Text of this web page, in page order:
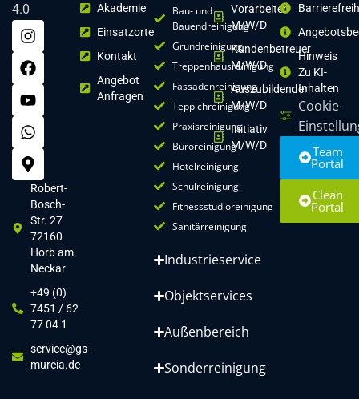
4.0
Robert-
Bosch-
Str. 27
72160
Horb am
Neckar
+49 (0)
7451 / 62
77 04 1
service@gs-
murcia.de
Akademie
Einsatzorte
Kontakt
Angebot
Anfragen
Bau- und
Bauendreinigung
Grundreinigung
Treppenhausreinigung
Fassadenreinigung
Teppichreinigung
Praxisreinigung
Büroreinigung
Hotelreinigung
Schulreinigung
Fitnessstudioreinigung
Sanitärreinigung
Industrieservice
Objektservices
Außenbereich
Sonderreinigung
Vorarbeiter
M/w/d
Kundenbetreuer
M/w/d
Auszubildender
M/w/d
Initiativ
M/w/d
Hinweis
Zu KI-
Inhalten
Cookie-
Team
Portal
Clean
Portal